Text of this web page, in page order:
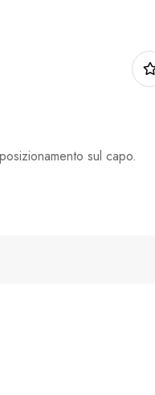
sul capo.